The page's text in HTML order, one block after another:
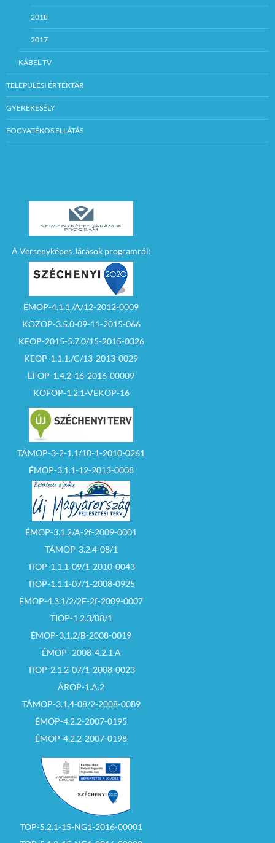
2018
2017
KÁBEL TV
TELEPÜLÉSI ÉRTÉKTÁR
GYEREKESÉLY
FOGYATÉKOS ELLÁTÁS
A Versenyképes Járások programról:
ÉMOP-4.1.1./A/12-2012-0009
KÖZOP-3.5.0-09-11-2015-066
KEOP-2015-5.7.0/15-2015-0326
KEOP-1.1.1./C/13-2013-0029
EFOP-1.4.2-16-2016-00009
KÖFOP-1.2.1-VEKOP-16
TÁMOP-3-2-1.1/10-1-2010-0261
ÉMOP-3.1.1-12-2013-0008
ÉMOP-3.1.2/A-2f-2009-0001
TÁMOP-3.2.4-08/1
TIOP-1.1.1-09/1-2010-0043
TIOP-1.1.1-07/1-2008-0925
ÉMOP-4.3.1/2/2F-2f-2009-0007
TIOP-1.2.3/08/1
ÉMOP-3.1.2/B-2008-0019
ÉMOP–2008-4.2.1.A
TIOP-2.1.2-07/1-2008-0023
ÁROP-1.A.2
TÁMOP-3.1.4-08/2-2008-0089
ÉMOP-4.2.2-2007-0195
ÉMOP-4.2.2-2007-0198
TOP-5.2.1-15-NG1-2016-00001